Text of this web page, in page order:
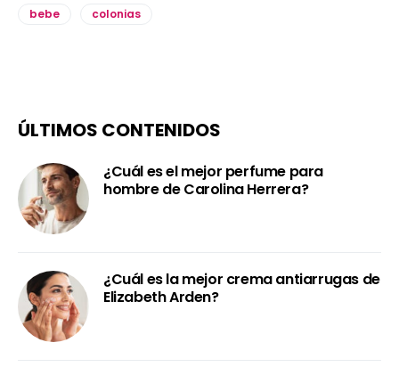
bebe colonias
ÚLTIMOS CONTENIDOS
¿Cuál es el mejor perfume para
hombre de Carolina Herrera?
¿Cuál es la mejor crema antiarrugas de
Elizabeth Arden?